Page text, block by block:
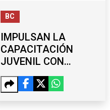
BC
IMPULSAN LA
CAPACITACIÓN
JUVENIL CON
TALLERES
GRATUITOS EN